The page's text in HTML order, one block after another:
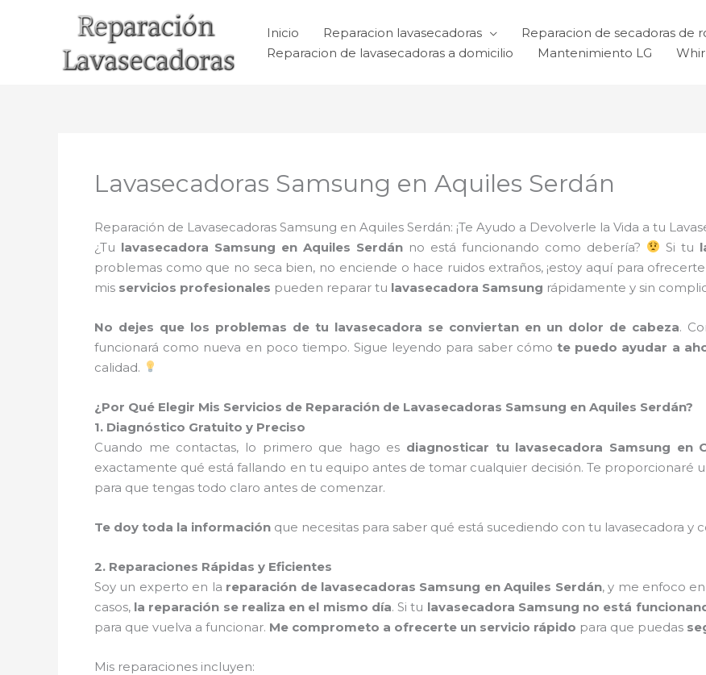
Inicio Reparacion lavasecadoras Reparacion de secadoras de
Reparacion de lavasecadoras a domicilio
Mantenimiento LG
Lavasecadoras Samsung en Aquiles Serdán
Reparación de Lavasecadoras Samsung en Aquiles Serdán: ¡Te Ayudo a Devolverle la Vida a tu
¿Tu lavasecadora Samsung en Aquiles Serdánno está funcionando como debería? Si tu
problemas como que no seca bien, no enciende o hace ruidos extraños, ¡estoy aquí para
mis servicios profesionales pueden reparar tu lavasecadora Samsung rápidamente y sin
No dejes que los problemas de tu lavasecadora se conviertan en un dolor de cabeza.
funcionará como nueva en poco tiempo. Sigue leyendo para saber cómo te puedo ayudar a
calidad.
¿Por Qué Elegir Mis Servicios de Reparación de Lavasecadoras Samsung en Aquiles Serdán?
1. Diagnóstico Gratuito y Preciso
Cuando me contactas, lo primero que hago es diagnosticar tu lavasecadora Samsung en
exactamente qué está fallando en tu equipo antes de tomar cualquier decisión. Te proporcionaré
para que tengas todo claro antes de comenzar.
Te doy toda la información que necesitas para saber qué está sucediendo con tu lavasecadora y
2. Reparaciones Rápidas y Eficientes
Soy un experto en la reparación de lavasecadoras Samsung en Aquiles Serdán, y me enfoco en
casos, la reparación se realiza en el mismo día. Si tu lavasecadora Samsung no está
para que vuelva a funcionar. Me comprometo a ofrecerte un servicio rápido para que puedas
Mis reparaciones incluyen: